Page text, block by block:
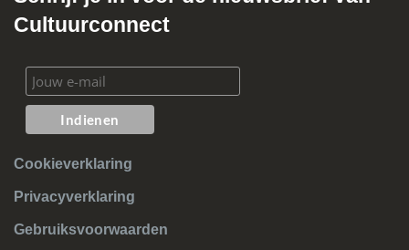
Cultuurconnect
Cookieverklaring
Privacyverklaring
Gebruiksvoorwaarden